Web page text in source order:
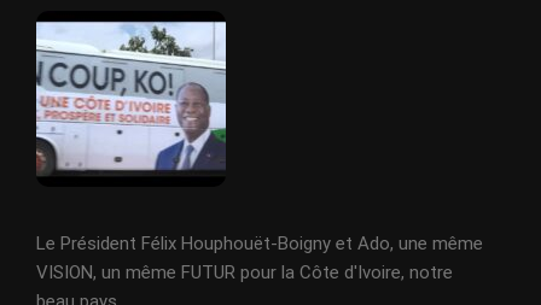
Le Président Félix Houphouët-Boigny et Ado, une même
VISION, un même FUTUR pour la Côte d'Ivoire, notre